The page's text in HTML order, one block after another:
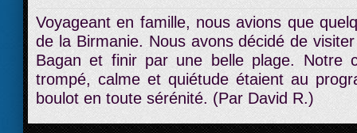
Voyageant en famille, nous avions que
de la Birmanie. Nous avons décidé de
Bagan et finir par une belle plage. Notre
trompé, calme et quiétude étaient au
boulot en toute sérénité. (Par David R.)